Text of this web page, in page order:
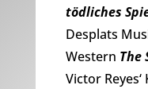
tödliches
Desplats
Western The
Victor